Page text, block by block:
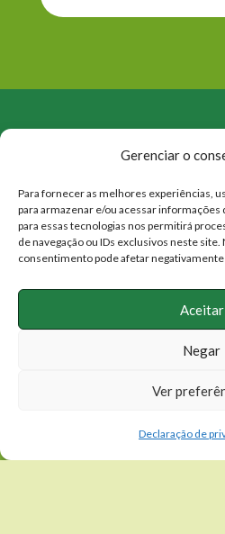
Gerenciar o
Para fornecer as melhores experiências,
para armazenar e/ou acessar
para essas tecnologias nos permitirá
de navegação ou IDs exclusivos neste
consentimento pode afetar
Aceitar
Negar
Ver
Declaração de
QUEM